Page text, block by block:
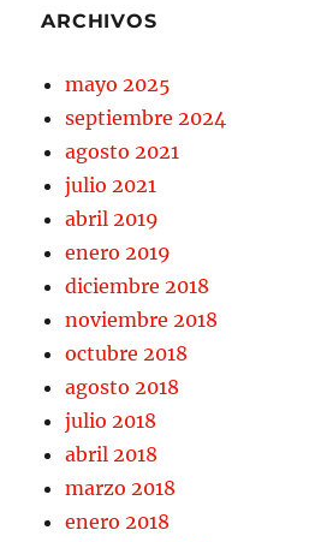
ARCHIVOS
mayo 2025
septiembre 2024
agosto 2021
julio 2021
abril 2019
enero 2019
diciembre 2018
noviembre 2018
octubre 2018
agosto 2018
julio 2018
abril 2018
marzo 2018
enero 2018